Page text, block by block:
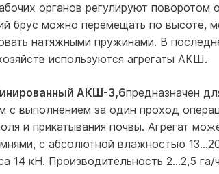
органов регулируют поворотом
брус можно перемещать по высоте,
натяжными пружинами. В
используются агрегаты АКШ.
АКШ-3,6предназначен
с выполнением за один проход
и прикатывания почвы. Агрегат
с абсолютной влажностью
14 кН. Производительность 2...2,5 га/